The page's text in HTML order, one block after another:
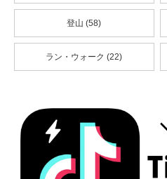
登山 (58)
ラン・ウォーク (22)